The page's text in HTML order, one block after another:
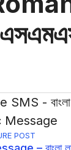
POST